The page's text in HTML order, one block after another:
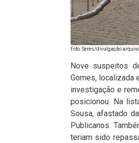
Foto: Seres/divulgação
Nove suspeitos
Gomes, localizada
investigação e
posicionou. Na
Sousa, afastado
Publicanos.
teriam sido